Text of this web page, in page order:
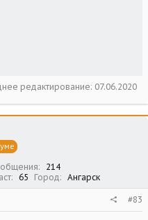
редактирование: 07.06.2020
214
65 Город Ангарск
#83